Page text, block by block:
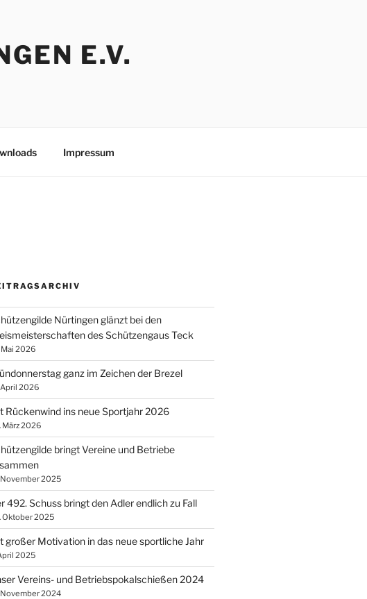
E.V.
Impressum
Nürtingen glänzt bei den
des Schützengaus Teck
Mai 2026
ganz im Zeichen der Brezel
April 2026
Rückenwind ins neue Sportjahr 2026
März 2026
bringt Vereine und Betriebe
November 2025
492. Schuss bringt den Adler endlich zu Fall
Oktober 2025
großer Motivation in das neue sportliche Jahr
2025
Vereins- und Betriebspokalschießen 2024
November 2024